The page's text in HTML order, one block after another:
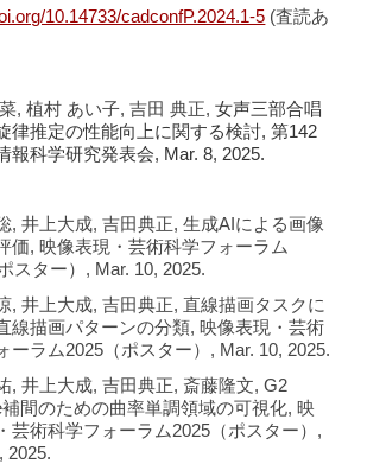
10.14733/cadconfP.2024.1-5 (査読あ
, 植村 あい子, 吉田 典正,女声三部合唱
律推定の性能向上に関する検討, 第142
報科学研究発表会, Mar. 8, 2025.
井上大成, 吉田典正, 生成AIによる画像
価, 映像表現・芸術科学フォーラム
スター）, Mar. 10, 2025.
井上大成, 吉田典正, 直線描画タスクに
線描画パターンの分類, 映像表現・芸術
ーラム2025（ポスター）, Mar. 10, 2025.
, 井上大成, 吉田典正, 斎藤隆文, G2
間のための曲率単調領域の可視化, 映
芸術科学フォーラム2025（ポスター）,
2025.